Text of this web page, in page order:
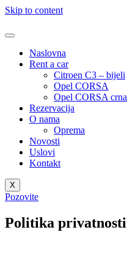
Skip to content
Naslovna
Rent a car
Citroen C3 – bijeli
Opel CORSA
Opel CORSA crna
Rezervacija
O nama
Oprema
Novosti
Uslovi
Kontakt
X
Pozovite
Politika privatnosti